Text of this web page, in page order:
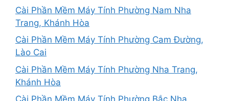
Cài Phần Mềm Máy Tính Phường Nam Nha
Trang, Khánh Hòa
Cài Phần Mềm Máy Tính Phường Cam Đường,
Lào Cai
Cài Phần Mềm Máy Tính Phường Nha Trang,
Khánh Hòa